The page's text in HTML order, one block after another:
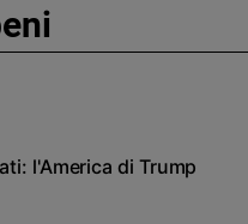
l'America di Trump